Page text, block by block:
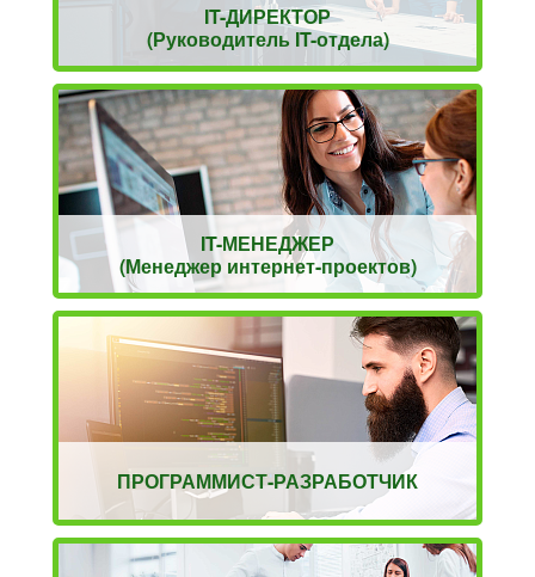
IT-ДИРЕКТОР
(Руководитель IT-отдела)
IT-МЕНЕДЖЕР
(Менеджер интернет-проектов)
ПРОГРАММИСТ-РАЗРАБОТЧИК